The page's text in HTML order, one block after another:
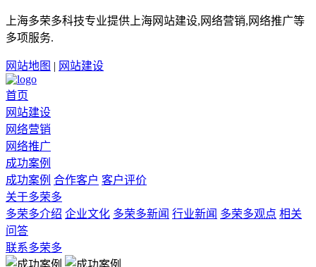
上海多荣多科技专业提供上海网站建设,网络营销,网络推广等
多项服务.
网站地图 | 网站建设
首页
网站建设
网络营销
网络推广
成功案例
成功案例 合作客户 客户评价
关于多荣多
多荣多介绍 企业文化 多荣多新闻 行业新闻 多荣多观点 相关
问答
联系多荣多